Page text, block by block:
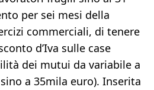
per sei mesi della
commerciali, di tenere
d’Iva sulle case
dei mutui da variabile a
a 35mila euro). Inserita